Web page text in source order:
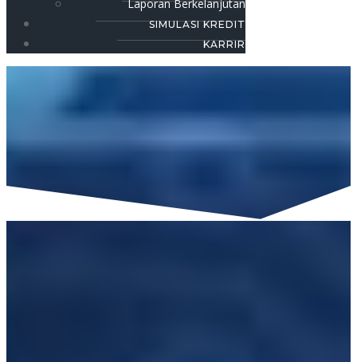
Laporan Berkelanjutan
SIMULASI KREDIT
KARRIR